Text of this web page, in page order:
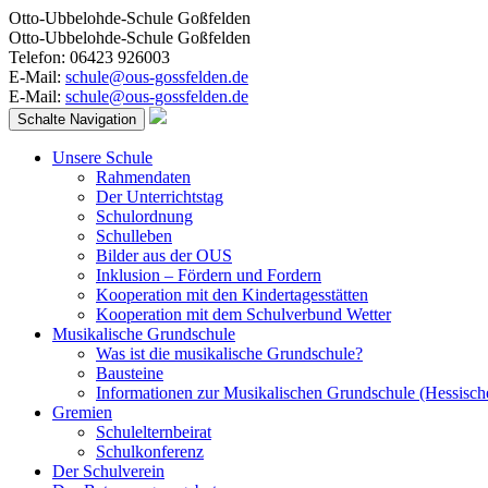
Otto-Ubbelohde-Schule Goßfelden
Otto-Ubbelohde-Schule Goßfelden
Telefon: 06423 926003
E-Mail: schule@ous-gossfelden.de
E-Mail: schule@ous-gossfelden.de
Schalte Navigation
Unsere Schule
Rahmendaten
Der Unterrichtstag
Schulordnung
Schulleben
Bilder aus der OUS
Inklusion – Fördern und Fordern
Kooperation mit den Kindertagesstätten
Kooperation mit dem Schulverbund Wetter
Musikalische Grundschule
Was ist die musikalische Grundschule?
Bausteine
Informationen zur Musikalischen Grundschule
Gremien
Schulelternbeirat
Schulkonferenz
Der Schulverein